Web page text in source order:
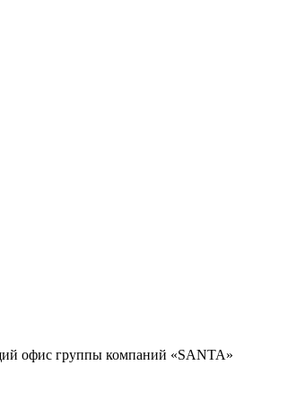
офис группы компаний «SANTA»